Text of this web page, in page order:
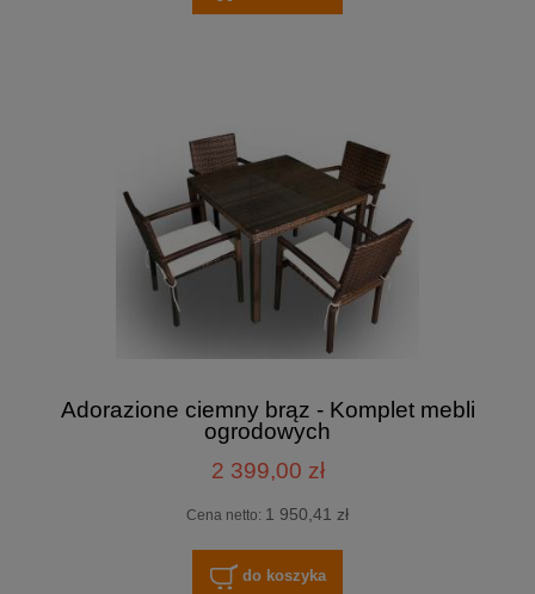
Adorazione ciemny brąz - Komplet mebli
ogrodowych
2 399,00 zł
Cena netto: 1 950,41 zł
do koszyka